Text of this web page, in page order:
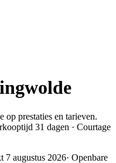
prestaties en tarieven.
31 dagen · Courtage
7 augustus 2026· Openbare